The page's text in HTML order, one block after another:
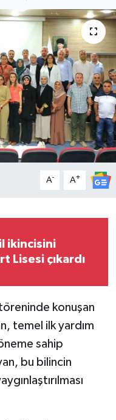
A- A+
ikincisini
Lisesi çıkardı
konuşan
temel ilk yardım
sahip
bu bilincin